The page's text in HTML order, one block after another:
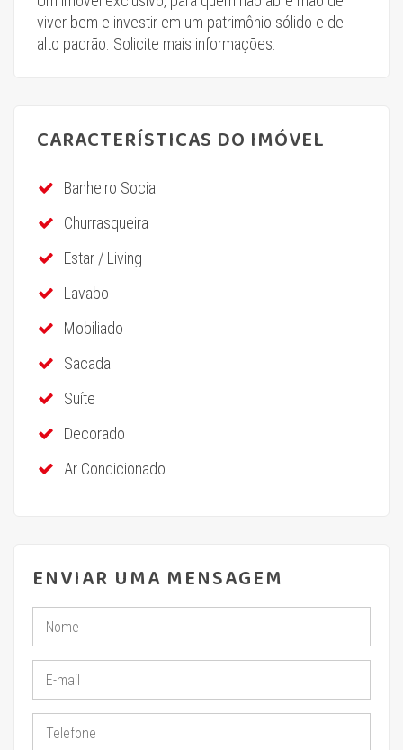
viver bem e investir em um patrimônio sólido e de
alto padrão. Solicite mais informações.
CARACTERÍSTICAS DO IMÓVEL
Banheiro Social
Churrasqueira
Estar / Living
Lavabo
Mobiliado
Sacada
Suíte
Decorado
Ar Condicionado
ENVIAR UMA MENSAGEM